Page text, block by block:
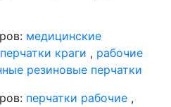
медицинские
перчатки краги , рабочие
резиновые перчатки
перчатки рабочие ,